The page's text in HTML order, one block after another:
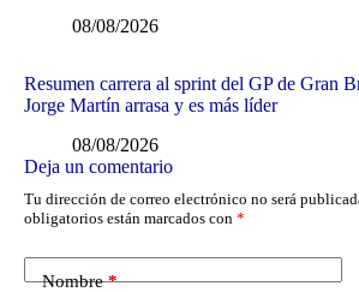
08/08/2026
Resumen carrera al sprint del GP de Gran
Jorge Martín arrasa y es más líder
08/08/2026
Deja un comentario
Tu dirección de correo electrónico no será
obligatorios están marcados con *
Nombre*